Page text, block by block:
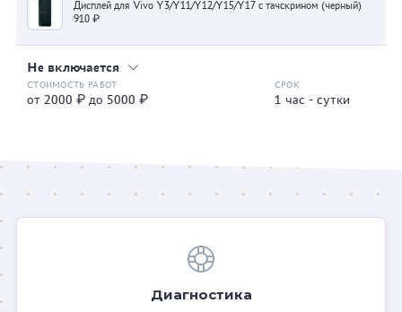
Дисплей для Vivo Y3/Y11/Y12/Y15/Y17 с тачскрином (черный)
910 ₽
Не включается
от 2000 ₽ до 5000 ₽ 1 час - сутки
Диагностика